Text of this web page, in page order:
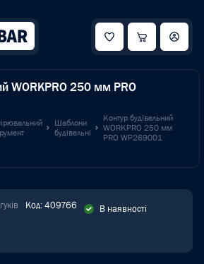
WORKPRO 250 мм PRO
Шаблони
будівельні
Контур будівельний
WORKPRO 250 мм
PRO WP269001
Код: 409766 В наявності